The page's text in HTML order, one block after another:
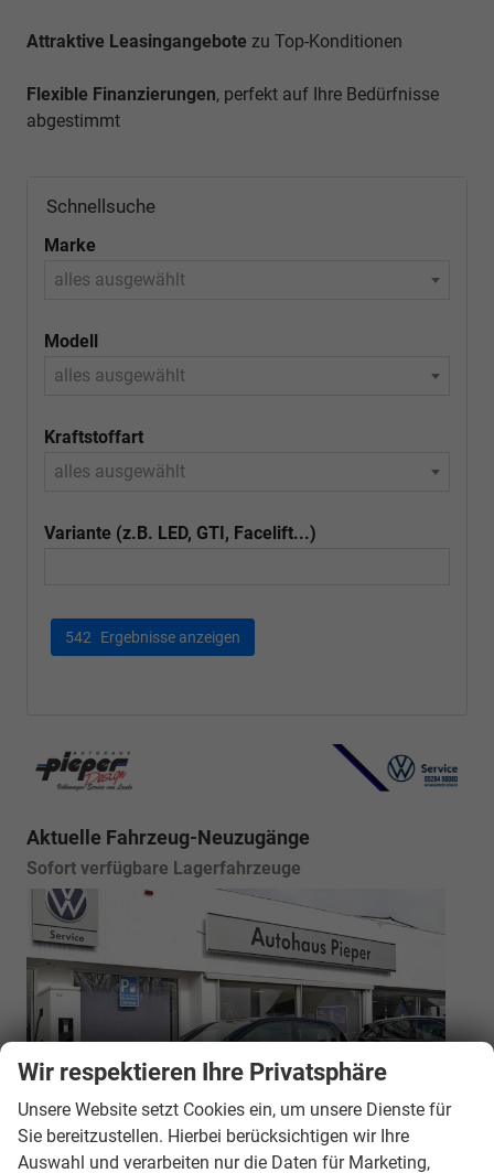
Attraktive Leasingangebote zu Top-Konditionen
Flexible Finanzierungen, perfekt auf Ihre Bedürfnisse
abgestimmt
Schnellsuche
Marke
alles ausgewählt
Modell
alles ausgewählt
Kraftstoffart
alles ausgewählt
Variante (z.B. LED, GTI, Facelift...)
542 Ergebnisse anzeigen
Aktuelle Fahrzeug-Neuzugänge
Sofort verfügbare Lagerfahrzeuge
Wir respektieren Ihre Privatsphäre
Unsere Website setzt Cookies ein, um unsere Dienste für
Sie bereitzustellen. Hierbei berücksichtigen wir Ihre
Auswahl und verarbeiten nur die Daten für Marketing,